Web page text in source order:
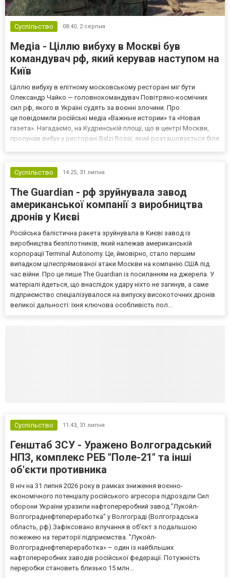
Суспільство 08:40, 2 серпня
Медіа - Ціллю вибуху в Москві був
командувач рф, який керував наступом на
Київ
Ціллю вибуху в елітному московському ресторані міг бути
Олександр Чайко — головнокомандувач Повітряно-космічних
сил рф, якого в Україні судять за воєнні злочини. Про
це повідомили російські медіа «Важные истории» та «Новая
газета». Нагадаємо, на Кудринській площі, що в центрі Москви,
пролунав вибух у ресторані Balzi Rossi, який розташовується біля
Суспільство
14:25, 31 липня
The Guardian - рф зруйнувала завод
американської компанії з виробництва
дронів у Києві
Російська балістична ракета зруйнувала в Києві завод із
виробництва безпілотників, який належав американській
корпорації Terminal Autonomy. Це, ймовірно, стало першим
випадком цілеспрямованої атаки Москви на компанію США під
час війни. Про це пише The Guardian із посиланням на джерела. У
матеріалі йдеться, що внаслідок удару ніхто не загинув, а саме
підприємство спеціалізувалося на випуску високоточних дронів
великої дальності: їхня ключова особливість пол...
Суспільство 11:43, 31 липня
Генштаб ЗСУ - Уражено Волгоградський
НПЗ, комплекс РЕБ "Поле-21" та інші
об'єкти противника
В ніч на 31 липня 2026 року в рамках зниження воєнно-
економічного потенціалу російського агресора підрозділи Сил
оборони України уразили нафтопереробний завод "Лукойл-
Волгограднефтепереработка" у Волгограді (Волгоградська
область, рф).Зафіксовано влучання в об'єкт з подальшою
пожежею на території підприємства. "Лукойл-
Волгограднефтепереработка» – один із найбільших
нафтопереробних заводів російської федерації. Потужність
переробки становить близько 15 млн...